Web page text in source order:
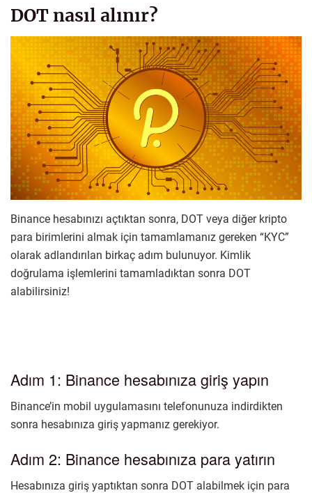
DOT nasıl alınır?
Binance hesabınızı açtıktan sonra, DOT veya diğer kripto
para birimlerini almak için tamamlamanız gereken “KYC”
olarak adlandırılan birkaç adım bulunuyor. Kimlik
doğrulama işlemlerini tamamladıktan sonra DOT
alabilirsiniz!
Adım 1: Binance hesabınıza giriş yapın
Binance’in mobil uygulamasını telefonunuza indirdikten
sonra hesabınıza giriş yapmanız gerekiyor.
Adım 2: Binance hesabınıza para yatırın
Hesabınıza giriş yaptıktan sonra DOT alabilmek için para